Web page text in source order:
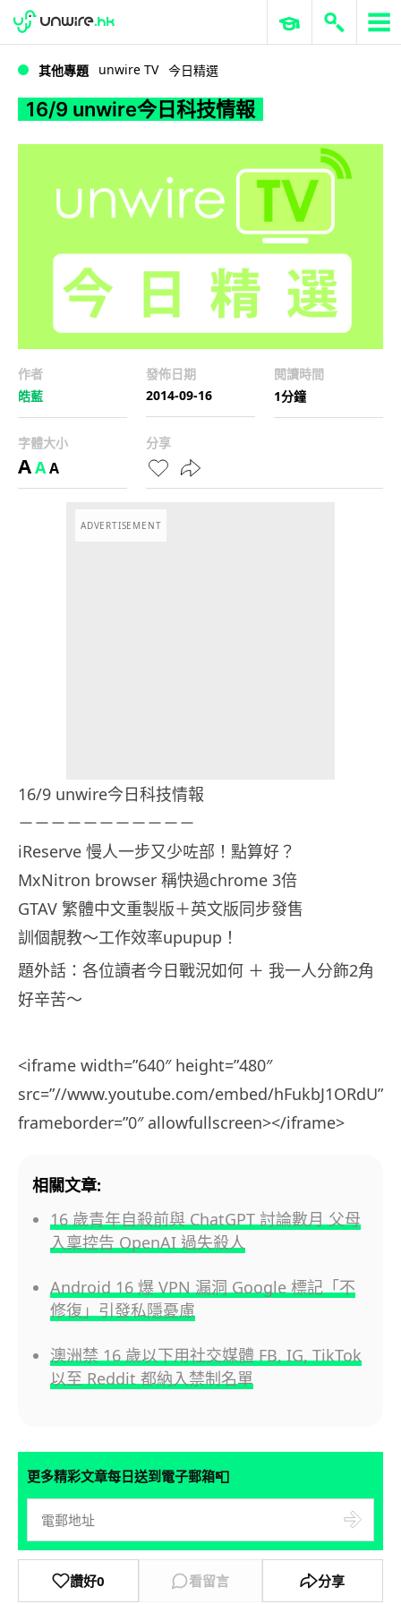
16/9 unwire今日科技情報
WWDC 2026 ERP 與商業 AI
其他專題 unwire TV 今日精選
16/9 unwire今日科技情報
作者
皓藍
發佈日期
2014-09-16
閱讀時間
1分鐘
字體大小
AAA
分享
ADVERTISEMENT
16/9 unwire今日科技情報
－－－－－－－－－－－
iReserve 慢人一步又少咗部！點算好？
MxNitron browser 稱快過chrome 3倍
GTAV 繁體中文重製版＋英文版同步發售
訓個靚教～工作效率upupup！
題外話：各位讀者今日戰況如何 ＋ 我一人分飾2角
好辛苦～
<iframe width=”640″ height=”480″
src=”//www.youtube.com/embed/hFukbJ1ORdU”
frameborder=”0″ allowfullscreen></iframe>
相關文章:
16 歲青年自殺前與 ChatGPT 討論數月 父母
入稟控告 OpenAI 過失殺人
Android 16 爆 VPN 漏洞 Google 標記「不
修復」引發私隱憂慮
澳洲禁 16 歲以下用社交媒體 FB, IG, TikTok
以至 Reddit 都納入禁制名單
更多精彩文章每日送到電子郵箱📮
讚好0 看留言 分享